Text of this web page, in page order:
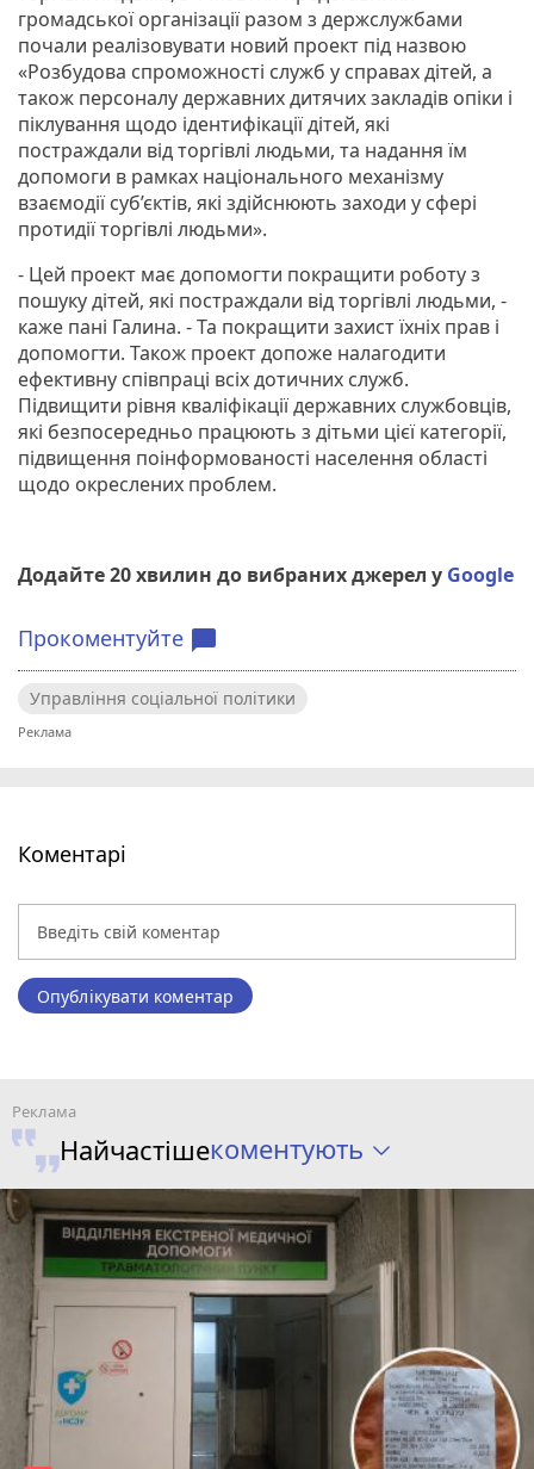
громадської організації разом з держслужбами
почали реалізовувати новий проект під назвою
«Розбудова спроможності служб у справах дітей, а
також персоналу державних дитячих закладів опіки і
піклування щодо ідентифікації дітей, які
постраждали від торгівлі людьми, та надання їм
допомоги в рамках національного механізму
взаємодії суб’єктів, які здійснюють заходи у сфері
протидії торгівлі людьми».
- Цей проект має допомогти покращити роботу з
пошуку дітей, які постраждали від торгівлі людьми, -
каже пані Галина. - Та покращити захист їхніх прав і
допомогти. Також проект допоже налагодити
ефективну співпраці всіх дотичних служб.
Підвищити рівня кваліфікації державних службовців,
які безпосередньо працюють з дітьми цієї категорії,
підвищення поінформованості населення області
щодо окреслених проблем.
Додайте 20 хвилин до вибраних джерел у Google
Прокоментуйте chat_bubble
Управління соціальної політики
Коментарі
Опублікувати коментар
Найчастішекоментують